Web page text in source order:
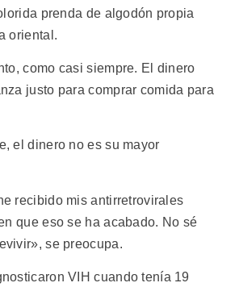
prenda de algodón propia
oriental.
como casi siempre. El dinero
justo para comprar comida para
el dinero no es su mayor
recibido mis antirretrovirales
que eso se ha acabado. No sé
se preocupa.
VIH cuando tenía 19